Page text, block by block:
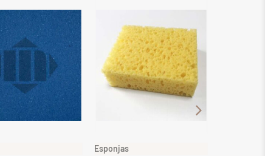
Esponjas